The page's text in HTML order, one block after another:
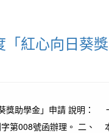
紅心向日葵
獎助學金」申請 說明
第008號函辦理。 二、